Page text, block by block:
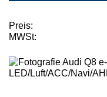
Preis:
MWSt: